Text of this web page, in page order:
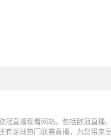
冠直播观看网站，包括欧冠直播
有足球热门联赛直播，为您带来